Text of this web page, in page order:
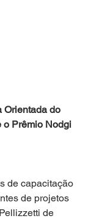
Orientada do
o Prêmio Nodgi
de capacitação
de projetos
de